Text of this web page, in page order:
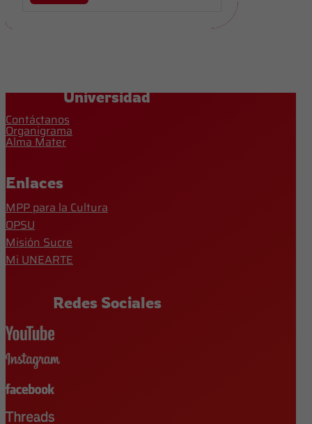
Universidad
Contáctanos
Organigrama
Alma Mater
Enlaces
MPP para la Cultura
OPSU
Misión Sucre
Mi UNEARTE
Redes Sociales